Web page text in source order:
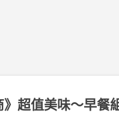
》超值美味～早餐